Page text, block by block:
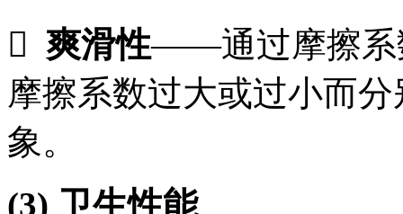
 爽滑性——通过摩擦系
摩擦系数过大或过小而
象。
(3) 卫生性能